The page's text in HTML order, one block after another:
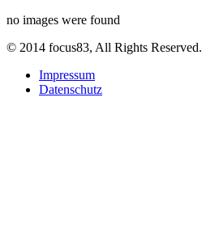
no images were found
© 2014 focus83, All Rights Reserved.
Impressum
Datenschutz